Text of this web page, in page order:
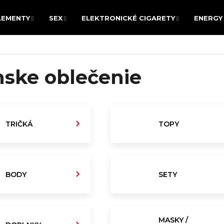
SEX ELEKTRONICKÉ CIGARETY
ELEKTRONICKÉ CIGARETY
oblečenie
TRIČKÁ TOPY
BODY SETY
MASKY /
NÁJSŤ?